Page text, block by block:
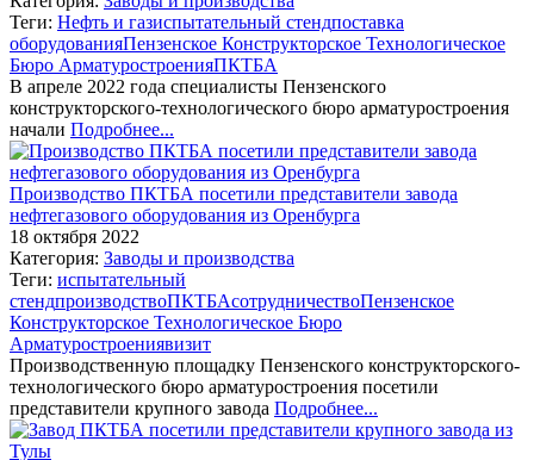
Теги: Нефть и газиспытательный стендпоставка
оборудованияПензенское Конструкторское Технологическое
Бюро АрматуростроенияПКТБА
В апреле 2022 года специалисты Пензенского
конструкторского-технологического бюро арматуростроения
начали Подробнее...
Производство ПКТБА посетили представители завода
нефтегазового оборудования из Оренбурга
18 октября 2022
Категория: Заводы и производства
Теги: испытательный
стендпроизводствоПКТБАсотрудничествоПензенское
Конструкторское Технологическое Бюро
Арматуростроениявизит
Производственную площадку Пензенского конструкторского-
технологического бюро арматуростроения посетили
представители крупного завода Подробнее...